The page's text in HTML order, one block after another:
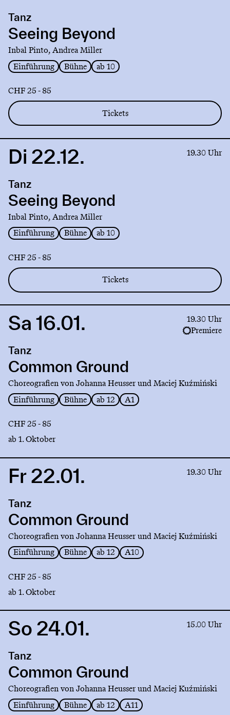
Seeing
Beyond
Tanz
Seeing Beyond
Inbal Pinto, Andrea Miller
Einführung
Bühne ab 10
CHF 25 - 85
Tickets
Link
Seeing
Beyond
Di 22.12. 19.30 Uhr
Tanz
Seeing Beyond
Inbal Pinto, Andrea Miller
Einführung
Bühne ab 10
CHF 25 - 85
Tickets
Link
Common
Ground
Sa 16.01.
19.30 Uhr
Premiere
Tanz
Common Ground
Choreografien von Johanna Heusser und Maciej Kuźmiński
Einführung
Bühne ab 12 A1
CHF 25 - 85
ab 1. Oktober
Link
Common
Ground
Fr 22.01. 19.30 Uhr
Tanz
Common Ground
Choreografien von Johanna Heusser und Maciej Kuźmiński
Einführung
Bühne ab 12 A10
CHF 25 - 85
ab 1. Oktober
Link
Common
Ground
So 24.01. 15.00 Uhr
Tanz
Common Ground
Choreografien von Johanna Heusser und Maciej Kuźmiński
Einführung
Bühne ab 12 A11